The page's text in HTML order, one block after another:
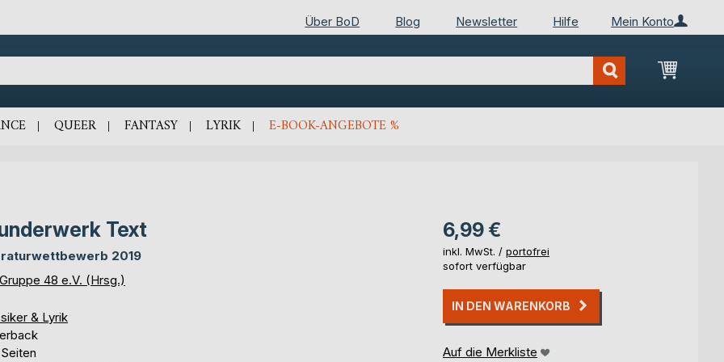
Mein Konto
Über BoD Blog Newsletter Hilfe
Mein
QUEER FANTASY LYRIK E-BOOK-ANGEBOTE %
Text
2019
48 e.V. (Hrsg.)
& Lyrik
6,99 €
inkl. MwSt. / portofrei
sofort verfügbar
IN DEN WARENKORB
Auf die Merkliste